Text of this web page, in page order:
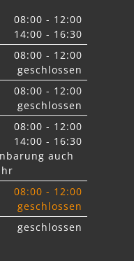
08:00 - 12:00
14:00 - 16:30
08:00 - 12:00
geschlossen
08:00 - 12:00
geschlossen
08:00 - 12:00
14:00 - 16:30
auch
08:00 - 12:00
geschlossen
geschlossen